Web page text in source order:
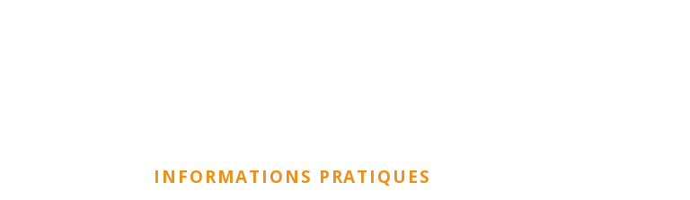
INFORMATIONS PRATIQUES